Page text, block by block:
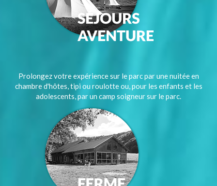
Prolongez votre expérience sur le parc par une nuitée en
chambre d'hôtes, tipi ou roulotte ou, pour les enfants et les
adolescents, par un camp soigneur sur le parc.